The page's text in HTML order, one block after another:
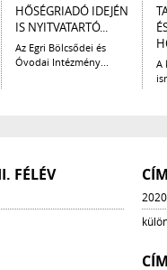
HŐSÉGRIADÓ IDEJÉN
IS NYITVATARTÓ...
Az Egri Bölcsődei és
Óvodai Intézmény...
A
FÉLÉV